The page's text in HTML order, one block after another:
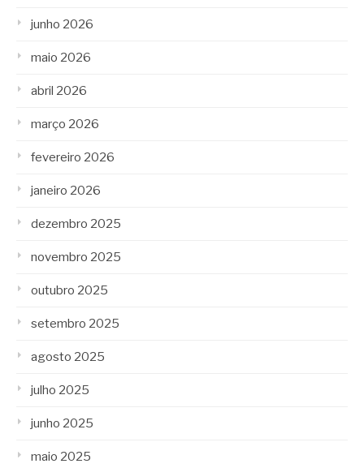
junho 2026
maio 2026
abril 2026
março 2026
fevereiro 2026
janeiro 2026
dezembro 2025
novembro 2025
outubro 2025
setembro 2025
agosto 2025
julho 2025
junho 2025
maio 2025